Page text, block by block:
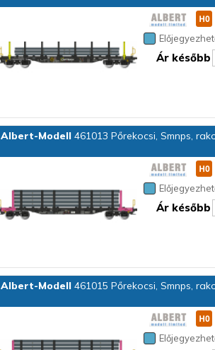
Ár később
Albert-Modell461013 Pőrekocsi, Smnps,
Ár később
Albert-Modell461015 Pőrekocsi, Smnps,